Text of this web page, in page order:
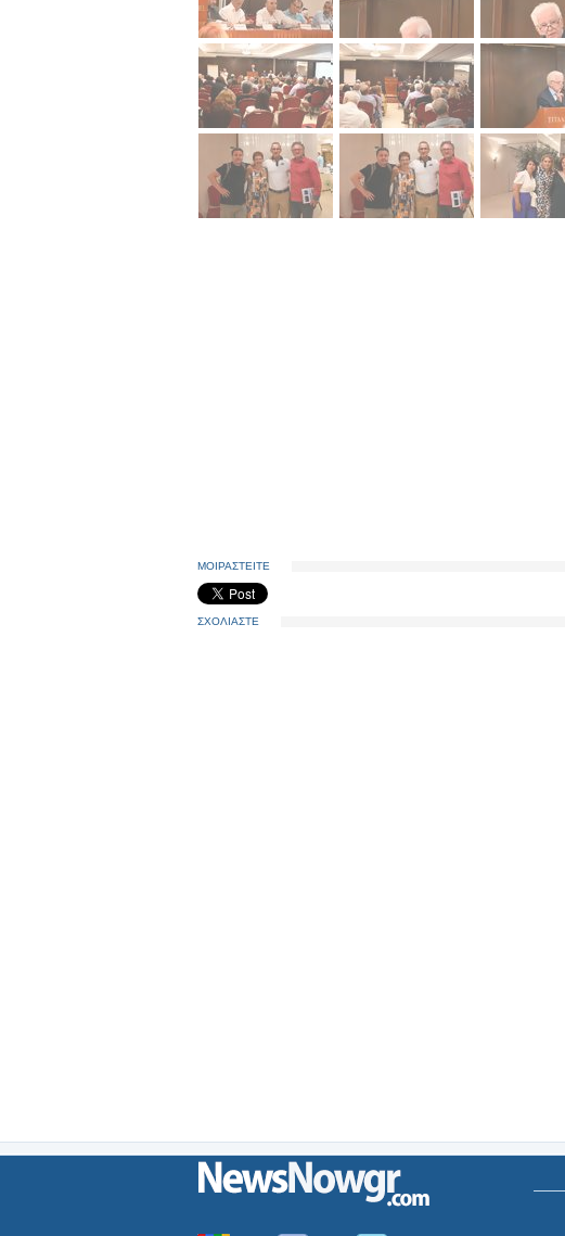
ΜΟΙΡΑΣΤΕΙΤΕ
ΣΧΟΛΙΑΣΤΕ